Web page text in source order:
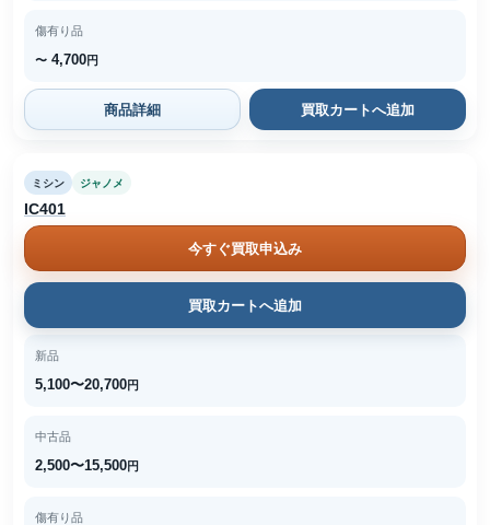
傷有り品
〜 4,700円
商品詳細 買取カートへ追加
ミシン ジャノメ
IC401
今すぐ買取申込み
買取カートへ追加
新品
5,100〜20,700円
中古品
2,500〜15,500円
傷有り品